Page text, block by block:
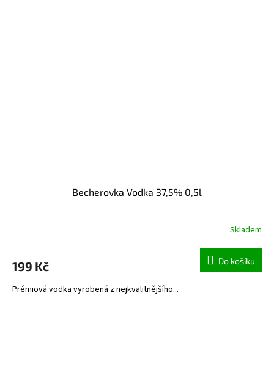
Becherovka Vodka 37,5% 0,5l
Skladem
199 Kč Do košíku
Prémiová vodka vyrobená z nejkvalitnějšího...